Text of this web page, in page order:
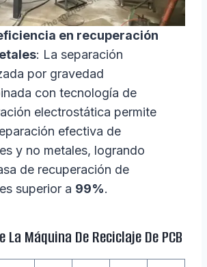
en recuperación
: La separación
por gravedad
con tecnología de
electrostática permite
efectiva de
y no metales, logrando
de recuperación de
superior a 99%.
La Máquina De Reciclaje De PCB